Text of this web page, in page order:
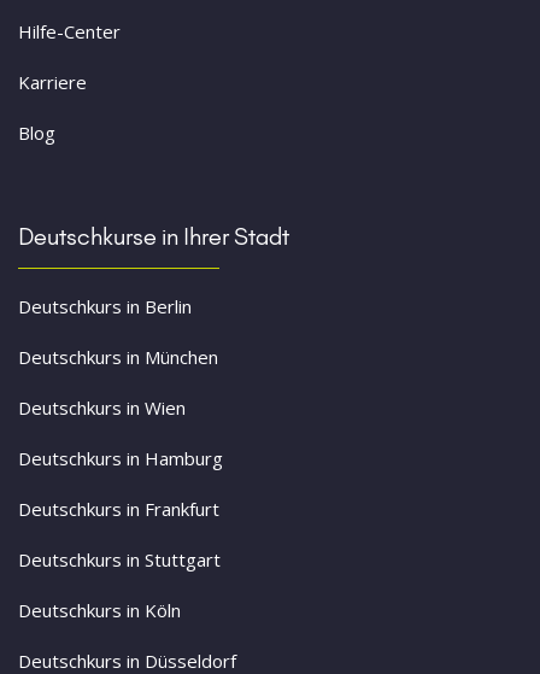
Hilfe-Center
Karriere
Blog
Deutschkurse in Ihrer Stadt
Deutschkurs in Berlin
Deutschkurs in München
Deutschkurs in Wien
Deutschkurs in Hamburg
Deutschkurs in Frankfurt
Deutschkurs in Stuttgart
Deutschkurs in Köln
Deutschkurs in Düsseldorf